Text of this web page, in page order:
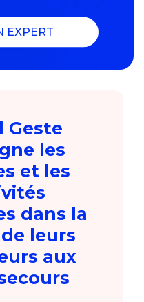
EXPERT
Geste
les
et les
dans la
leurs
aux